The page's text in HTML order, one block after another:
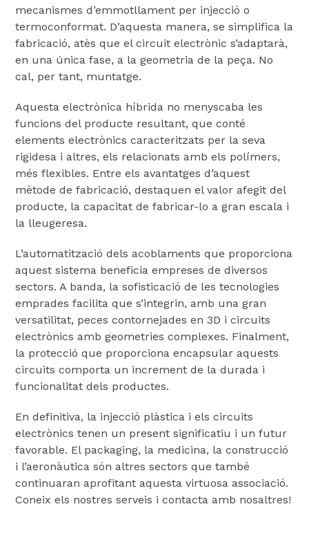
mecanismes d’emmotllament per injecció o
termoconformat. D’aquesta manera, se simplifica la
fabricació, atès que el circuit electrònic s’adaptarà,
en una única fase, a la geometria de la peça. No
cal, per tant, muntatge.
Aquesta electrònica híbrida no menyscaba les
funcions del producte resultant, que conté
elements electrònics caracteritzats per la seva
rigidesa i altres, els relacionats amb els polímers,
més flexibles. Entre els avantatges d’aquest
mètode de fabricació, destaquen el valor afegit del
producte, la capacitat de fabricar-lo a gran escala i
la lleugeresa.
L’automatització dels acoblaments que proporciona
aquest sistema beneficia empreses de diversos
sectors. A banda, la sofisticació de les tecnologies
emprades facilita que s’integrin, amb una gran
versatilitat, peces contornejades en 3D i circuits
electrònics amb geometries complexes. Finalment,
la protecció que proporciona encapsular aquests
circuits comporta un increment de la durada i
funcionalitat dels productes.
En definitiva, la injecció plàstica i els circuits
electrònics tenen un present significatiu i un futur
favorable. El packaging, la medicina, la construcció
i l’aeronàutica són altres sectors que també
continuaran aprofitant aquesta virtuosa associació.
Coneix els nostres serveis i contacta amb nosaltres!